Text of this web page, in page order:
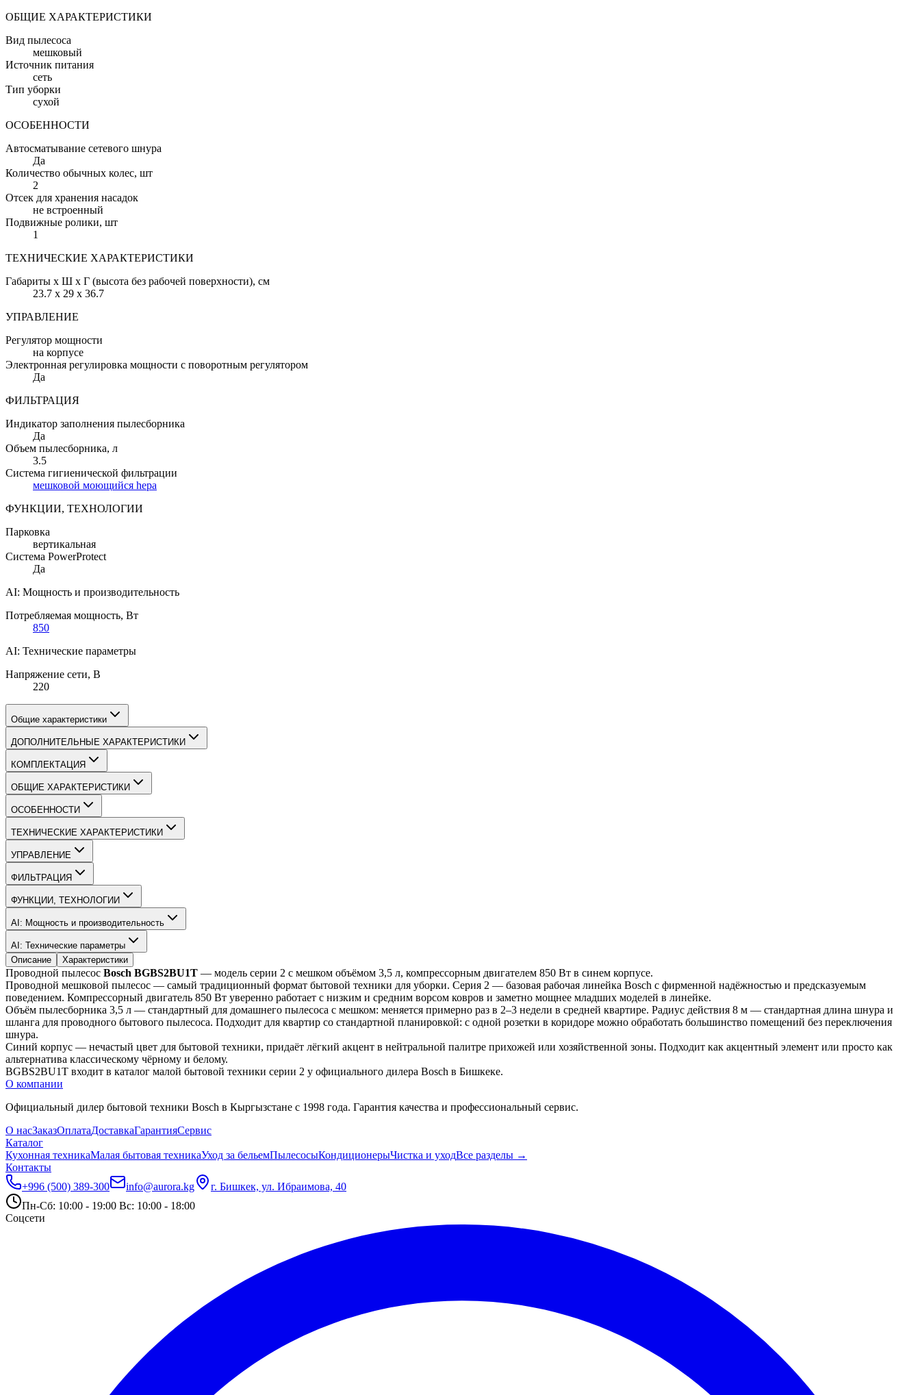
ОБЩИЕ ХАРАКТЕРИСТИКИ
Вид пылесоса
мешковый
Источник питания
сеть
Тип уборки
сухой
ОСОБЕННОСТИ
Автосматывание сетевого шнура
Да
Количество обычных колес, шт
2
Отсек для хранения насадок
не встроенный
Подвижные ролики, шт
1
ТЕХНИЧЕСКИЕ ХАРАКТЕРИСТИКИ
Габариты х Ш х Г (высота без рабочей поверхности), см
23.7 х 29 х 36.7
УПРАВЛЕНИЕ
Регулятор мощности
на корпусе
Электронная регулировка мощности с поворотным регулятором
Да
ФИЛЬТРАЦИЯ
Индикатор заполнения пылесборника
Да
Объем пылесборника, л
3.5
Система гигиенической фильтрации
мешковой моющийся hepa
ФУНКЦИИ, ТЕХНОЛОГИИ
Парковка
вертикальная
Система PowerProtect
Да
AI: Мощность и производительность
Потребляемая мощность, Вт
850
AI: Технические параметры
Напряжение сети, В
220
Общие характеристики
ДОПОЛНИТЕЛЬНЫЕ ХАРАКТЕРИСТИКИ
КОМПЛЕКТАЦИЯ
ОБЩИЕ ХАРАКТЕРИСТИКИ
ОСОБЕННОСТИ
ТЕХНИЧЕСКИЕ ХАРАКТЕРИСТИКИ
УПРАВЛЕНИЕ
ФИЛЬТРАЦИЯ
ФУНКЦИИ, ТЕХНОЛОГИИ
AI: Мощность и производительность
AI: Технические параметры
Описание
Характеристики
Проводной пылесос Bosch BGBS2BU1T — модель серии 2 с мешком объёмом 3,5 л, компрессорным двигателем 850 Вт в синем корпусе.
Проводной мешковой пылесос — самый традиционный формат бытовой техники для уборки. Серия 2 — базовая рабочая линейка Bosch с фирменной надёжностью и предсказуемым
поведением. Компрессорный двигатель 850 Вт уверенно работает с низким и средним ворсом ковров и заметно мощнее младших моделей в линейке.
Объём пылесборника 3,5 л — стандартный для домашнего пылесоса с мешком: меняется примерно раз в 2–3 недели в средней квартире. Радиус действия 8 м — стандартная длина шнура и
шланга для проводного бытового пылесоса. Подходит для квартир со стандартной планировкой: с одной розетки в коридоре можно обработать большинство помещений без переключения
шнура.
Синий корпус — нечастый цвет для бытовой техники, придаёт лёгкий акцент в нейтральной палитре прихожей или хозяйственной зоны. Подходит как акцентный элемент или просто как
альтернатива классическому чёрному и белому.
BGBS2BU1T входит в каталог малой бытовой техники серии 2 у официального дилера Bosch в Бишкеке.
О компании
Официальный дилер бытовой техники Bosch в Кыргызстане с 1998 года. Гарантия качества и профессиональный сервис.
О насЗаказОплатаДоставкаГарантияСервис
Каталог
Кухонная техникаМалая бытовая техникаУход за бельемПылесосыКондиционерыЧистка и уходВсе разделы →
Контакты
+996 (500) 389-300
info@aurora.kg
г. Бишкек, ул. Ибраимова, 40
Пн-Сб: 10:00 - 19:00 Вс: 10:00 - 18:00
Соцсети